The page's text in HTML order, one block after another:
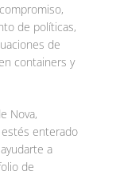
de políticas,
de
containers y
Nova,
enterado
a
de